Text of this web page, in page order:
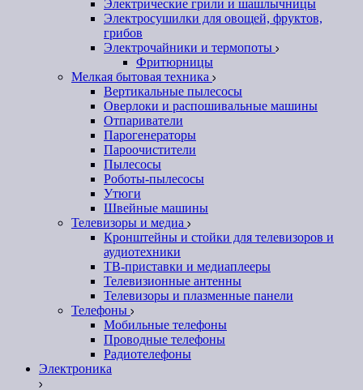
Электрические грили и шашлычницы
Электросушилки для овощей, фруктов,
грибов
Электрочайники и термопоты
Фритюрницы
Мелкая бытовая техника
Вертикальные пылесосы
Оверлоки и распошивальные машины
Отпариватели
Парогенераторы
Пароочистители
Пылесосы
Роботы-пылесосы
Утюги
Швейные машины
Телевизоры и медиа
Кронштейны и стойки для телевизоров и
аудиотехники
ТВ-приставки и медиаплееры
Телевизионные антенны
Телевизоры и плазменные панели
Телефоны
Мобильные телефоны
Проводные телефоны
Радиотелефоны
Электроника